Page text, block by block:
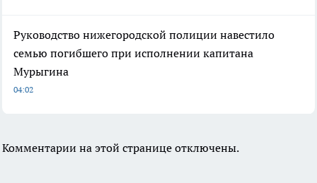
Руководство нижегородской полиции навестило
семью погибшего при исполнении капитана
Мурыгина
04:02
Комментарии на этой странице отключены.